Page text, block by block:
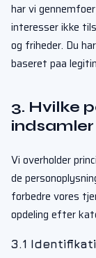
har vi
interesser ikke
og friheder. Du
baseret paa
3. Hvilke
indsamler
Vi overholder
de
forbedre vores
opdeling efter
3.1